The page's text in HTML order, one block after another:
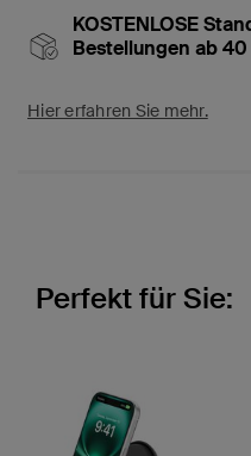
KOSTENLOSE
Bestellungen ab
Hier erfahren Sie mehr.
Perfekt für Sie: